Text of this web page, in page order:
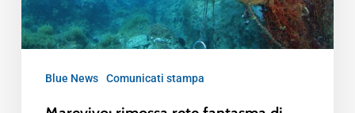
Blue News Comunicati stampa